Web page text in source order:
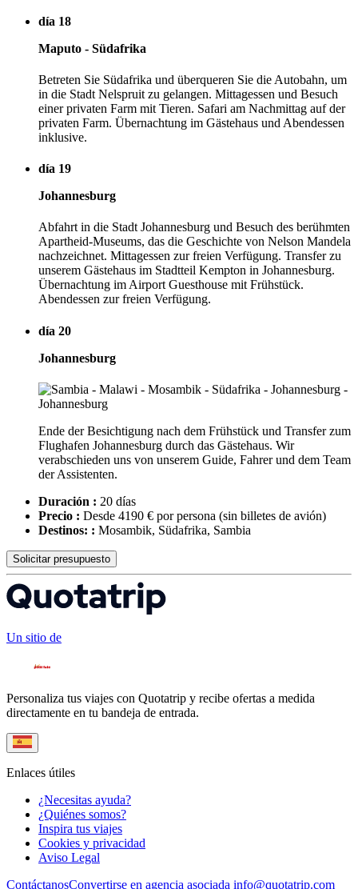
día 18
Maputo - Südafrika
Betreten Sie Südafrika und überqueren Sie die Autobahn, um
in die Stadt Nelspruit zu gelangen. Mittagessen und Besuch
einer privaten Farm mit Tieren. Safari am Nachmittag auf der
privaten Farm. Übernachtung im Gästehaus und Abendessen
inklusive.
día 19
Johannesburg
Abfahrt in die Stadt Johannesburg und Besuch des berühmten
Apartheid-Museums, das die Geschichte von Nelson Mandela
nachzeichnet. Mittagessen zur freien Verfügung. Transfer zu
unserem Gästehaus im Stadtteil Kempton in Johannesburg.
Übernachtung im Airport Guesthouse mit Frühstück.
Abendessen zur freien Verfügung.
día 20
Johannesburg
Ende der Besichtigung nach dem Frühstück und Transfer zum
Flughafen Johannesburg durch das Gästehaus. Wir
verabschieden uns von unserem Guide, Fahrer und dem Team
der Assistenten.
Duración : 20 días
Precio : Desde 4190 € por persona (sin billetes de avión)
Destinos: : Mosambik, Südafrika, Sambia
Solicitar presupuesto
Un sitio de
Personaliza tus viajes con Quotatrip y recibe ofertas a medida
directamente en tu bandeja de entrada.
Enlaces útiles
¿Necesitas ayuda?
¿Quiénes somos?
Inspira tus viajes
Cookies y privacidad
Aviso Legal
ContáctanosConvertirse en agencia asociada info@quotatrip.com